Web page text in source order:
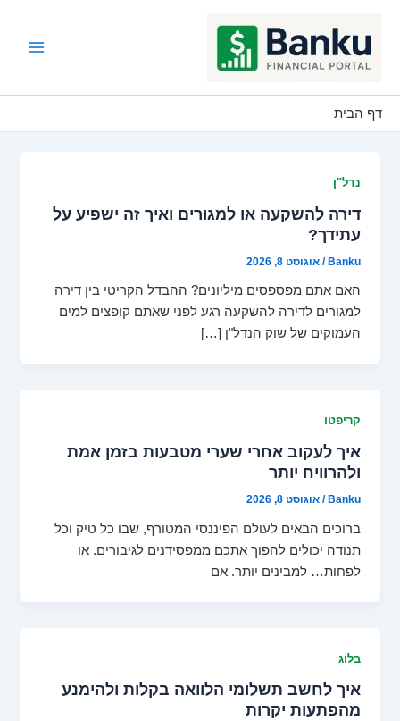
דף הבית
נדל"ן
דירה להשקעה או למגורים ואיך זה ישפיע על
עתידך?
Banku
/אוגוסט 8, 2026
האם אתם מפספסים מיליונים? ההבדל הקריטי בין דירה
למגורים לדירה להשקעה רגע לפני שאתם קופצים למים
העמוקים של שוק הנדל"ן […]
קריפטו
איך לעקוב אחרי שערי מטבעות בזמן אמת
ולהרוויח יותר
Banku
/אוגוסט 8, 2026
ברוכים הבאים לעולם הפיננסי המטורף, שבו כל טיק וכל
תנודה יכולים להפוך אתכם ממפסידנים לגיבורים. או
לפחות… למבינים יותר. אם
בלוג
איך לחשב תשלומי הלוואה בקלות ולהימנע
מהפתעות יקרות